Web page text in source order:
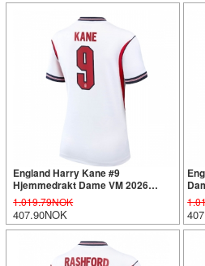
England Harry Kane #9
Hjemmedrakt Dame VM 2026
Kortermet
1.019.79NOK
407.90NOK